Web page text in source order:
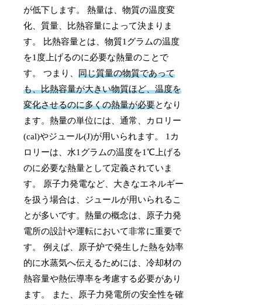
が低下します。 熱量は、物質の温度変
化、質量、比熱容量によって決まりま
す。 比熱容量とは、物質1グラムの温度
を1度上げるのに必要な熱量のことで
す。 つまり、同じ質量の物質であって
も、比熱容量が大きい物質ほど、温度を
変化させるのに多くの熱量が必要となり
ます。熱量の単位には、通常、カロリー
(cal)やジュール(J)が用いられます。 1カ
ロリーは、水1グラムの温度を1℃上げる
のに必要な熱量として定義されていま
す。 原子力発電など、大きなエネルギー
を扱う場合は、ジュールが用いられるこ
とが多いです。熱量の概念は、原子力発
電所の設計や運転において非常に重要で
す。 例えば、原子炉で発生した熱を効率
的に水蒸気へ伝えるためには、冷却材の
熱容量や熱伝導率を考慮する必要があり
ます。 また、原子力発電所の安全性を確